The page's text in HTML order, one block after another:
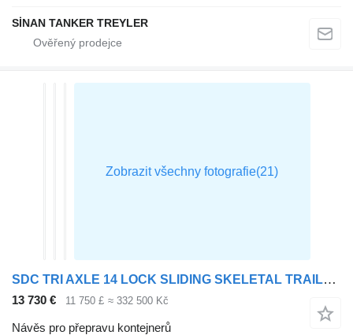
SİNAN TANKER TREYLER
SDC TRI AXLE 14 LOCK SLIDING SKELETAL TRAILER 2023 – C600096
13 730 € 11 750 £ ≈ 332 500 Kč
Návěs pro přepravu kontejnerů